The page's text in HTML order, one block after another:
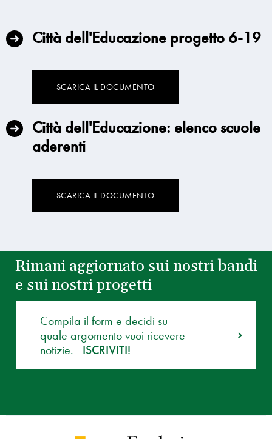
Città dell'Educazione progetto 6-19
SCARICA IL DOCUMENTO
Città dell'Educazione: elenco scuole
aderenti
SCARICA IL DOCUMENTO
Rimani aggiornato sui nostri bandi
e sui nostri progetti
Compila il form e decidi su
quale argomento vuoi ricevere
notizie.
ISCRIVITI!